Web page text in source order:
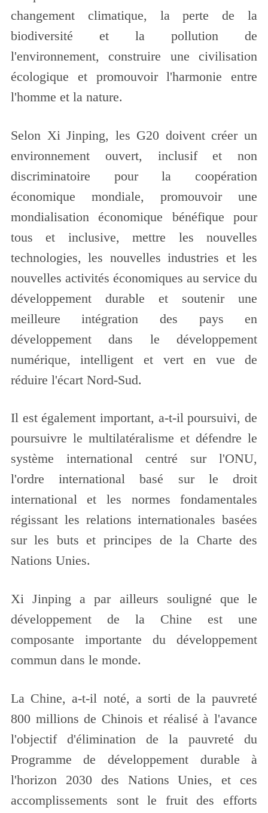
changement climatique, la perte de la
biodiversité et la pollution de
l'environnement, construire une civilisation
écologique et promouvoir l'harmonie entre
l'homme et la nature.
Selon Xi Jinping, les G20 doivent créer un
environnement ouvert, inclusif et non
discriminatoire pour la coopération
économique mondiale, promouvoir une
mondialisation économique bénéfique pour
tous et inclusive, mettre les nouvelles
technologies, les nouvelles industries et les
nouvelles activités économiques au service du
développement durable et soutenir une
meilleure intégration des pays en
développement dans le développement
numérique, intelligent et vert en vue de
réduire l'écart Nord-Sud.
Il est également important, a-t-il poursuivi, de
poursuivre le multilatéralisme et défendre le
système international centré sur l'ONU,
l'ordre international basé sur le droit
international et les normes fondamentales
régissant les relations internationales basées
sur les buts et principes de la Charte des
Nations Unies.
Xi Jinping a par ailleurs souligné que le
développement de la Chine est une
composante importante du développement
commun dans le monde.
La Chine, a-t-il noté, a sorti de la pauvreté
800 millions de Chinois et réalisé à l'avance
l'objectif d'élimination de la pauvreté du
Programme de développement durable à
l'horizon 2030 des Nations Unies, et ces
accomplissements sont le fruit des efforts